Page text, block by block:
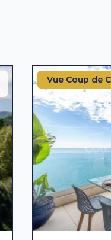
Vue Coup de